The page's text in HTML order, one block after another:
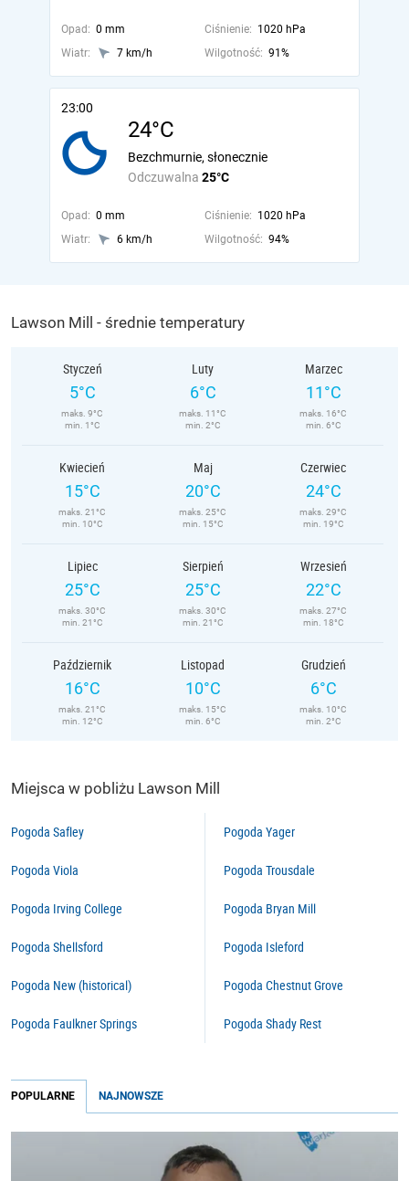
Opad: 0 mm Ciśnienie: 1020 hPa
Wiatr:
7 km/h Wilgotność: 91%
23:00
24°C
Odczuwalna 25°C
Bezchmurnie, słonecznie
Opad: 0 mm Ciśnienie: 1020 hPa
Wiatr:
6 km/h Wilgotność: 94%
Lawson Mill - średnie temperatury
Styczeń
5°C
maks. 9°C
min. 1°C
Luty
6°C
maks. 11°C
min. 2°C
Marzec
11°C
maks. 16°C
min. 6°C
Kwiecień
15°C
maks. 21°C
min. 10°C
Maj
20°C
maks. 25°C
min. 15°C
Czerwiec
24°C
maks. 29°C
min. 19°C
Lipiec
25°C
maks. 30°C
min. 21°C
Sierpień
25°C
maks. 30°C
min. 21°C
Wrzesień
22°C
maks. 27°C
min. 18°C
Październik
16°C
maks. 21°C
min. 12°C
Listopad
10°C
maks. 15°C
min. 6°C
Grudzień
6°C
maks. 10°C
min. 2°C
Miejsca w pobliżu Lawson Mill
Pogoda Safley
Pogoda Viola
Pogoda Irving College
Pogoda Shellsford
Pogoda New (historical)
Pogoda Faulkner Springs
Pogoda Yager
Pogoda Trousdale
Pogoda Bryan Mill
Pogoda Isleford
Pogoda Chestnut Grove
Pogoda Shady Rest
POPULARNE NAJNOWSZE